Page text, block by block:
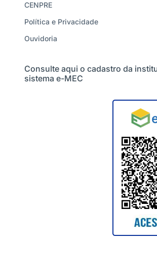
CENPRE
Política e Privacidade
Ouvidoria
Consulte aqui o cadastro da
sistema e-MEC